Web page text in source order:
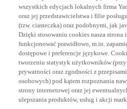
wszystkich edycjach lokalnych firma
oraz jej przedstawicielstwa i filie
(tzw. ciasteczka) oraz podobnymi, jak
Dzięki stosowaniu cookies nasza strona
funkcjonować prawidłowo, m.in.
dostępowe i preferencje językowe.
tworzeniu statystyk użytkowników (przy
prywatności oraz zgodności z
osobowych) pod kątem rozpoznania
strony internetowej oraz jej
ulepszania produktów, usług i akcji